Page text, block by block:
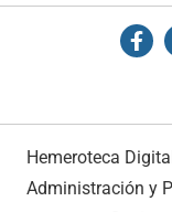
Hemeroteca
Administración y